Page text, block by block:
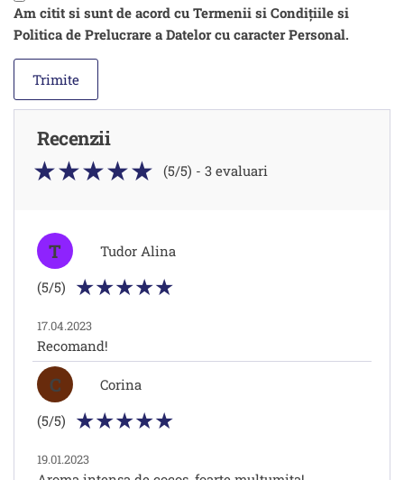
Am citit si sunt de acord cu Termenii si Condițiile si
Politica de Prelucrare a Datelor cu caracter Personal.
Recenzii
(5/5) - 3 evaluari
T
Tudor Alina
(5/5)
17.04.2023
Recomand!
C
Corina
(5/5)
19.01.2023